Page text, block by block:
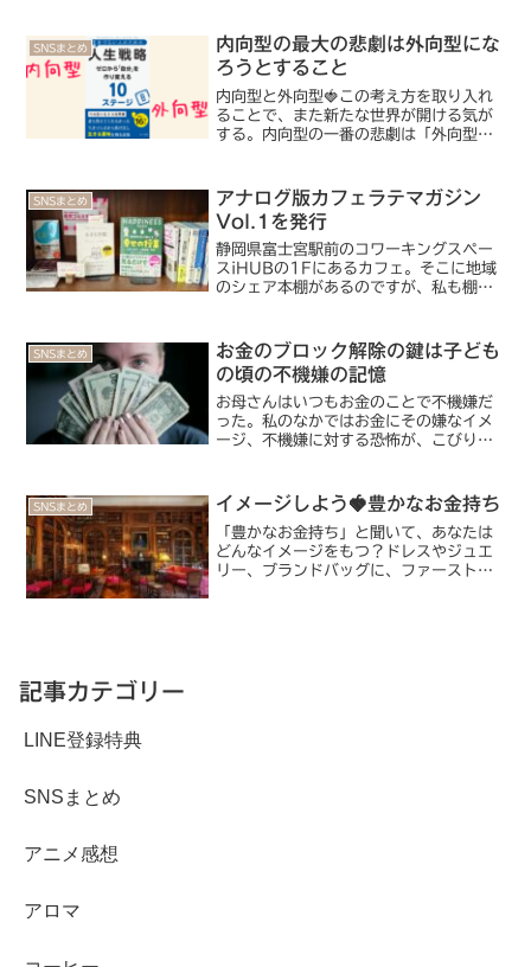
SNSまとめ
内向型の最大の悲劇は外向型にな
ろうとすること
内向型と外向型🍓この考え方を取り入れ
ることで、また新たな世界が開ける気が
する。内向型の一番の悲劇は「外向型の
そ、むちゃくちゃ生きづらかった。
SNSまとめ
アナログ版カフェラテマガジン
Vol.1を発行
静岡県富士宮駅前のコワーキングスペー
スiHUBの1Fにあるカフェ。そこに地域
のシェア本棚があるのですが、私も棚主
しました！今回はこの本棚にかける思い
を綴っています。せっ...
SNSまとめ
お金のブロック解除の鍵は子ども
の頃の不機嫌の記憶
お母さんはいつもお金のことで不機嫌だ
った。私のなかではお金にその嫌なイメ
ージ、不機嫌に対する恐怖が、こびりつ
SNSまとめ イメージしよう🍓豊かなお金持ち
「豊かなお金持ち」と聞いて、あなたは
どんなイメージをもつ？ドレスやジュエ
リー、ブランドバッグに、ファーストク
記事カテゴリー
LINE登録特典
SNSまとめ
アニメ感想
アロマ